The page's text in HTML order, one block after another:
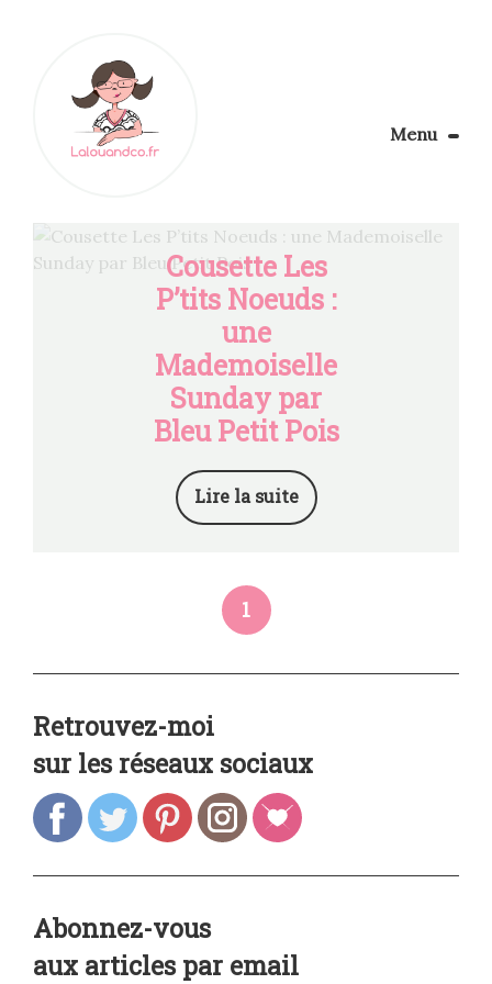
Menu
Apprendre la couture
Aménager son coin couture
Personnalisez vos tissus
Cousette Les
P’tits Noeuds :
une
Mademoiselle
Sunday par
Bleu Petit Pois
Lire la suite
1
Retrouvez-moi
sur les réseaux sociaux
Abonnez-vous
aux articles par email